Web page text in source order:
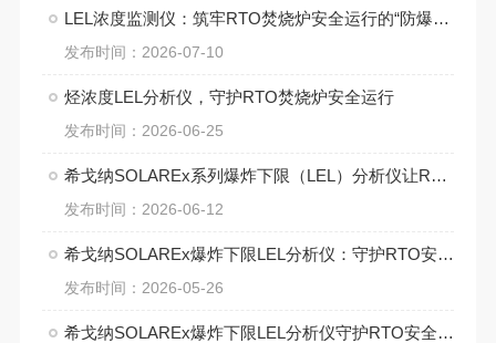
LEL浓度监测仪：筑牢RTO焚烧炉安全运行的“防爆屏障”
发布时间：2026-07-10
烃浓度LEL分析仪，守护RTO焚烧炉安全运行
发布时间：2026-06-25
希戈纳SOLAREx系列爆炸下限（LEL）分析仪让RTO更安全
发布时间：2026-06-12
希戈纳SOLAREx爆炸下限LEL分析仪：守护RTO安全运行的“哨兵”
发布时间：2026-05-26
希戈纳SOLAREx爆炸下限LEL分析仪守护RTO安全运行